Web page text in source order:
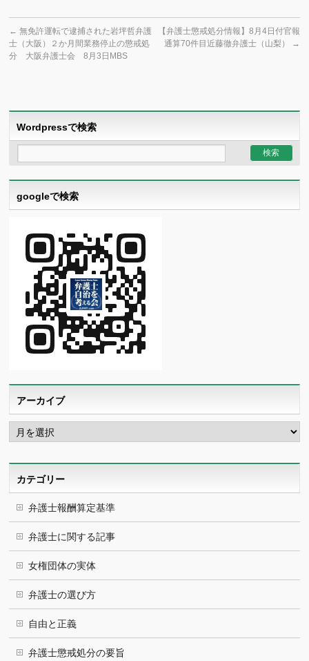
← 無免許運転で逮捕された岩坪哲弁護
士（大阪）２か月間業務停止の懲戒処
分 大阪弁護士会 8月3日MBS
【弁護士懲戒処分情報】8月4日付官報
通算70件目近藤徹弁護士（山梨）
→
Wordpressで検索
googleで検索
アーカイブ
ア
ー
カ
カテゴリー
弁護士報酬算定基準
弁護士に関する記事
女権団体の実体
弁護士の選び方
自由と正義
弁護士懲戒処分の要旨